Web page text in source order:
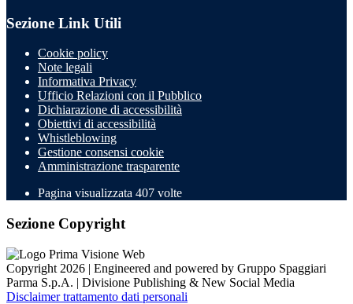
Sezione Link Utili
Cookie policy
Note legali
Informativa Privacy
Ufficio Relazioni con il Pubblico
Dichiarazione di accessibilità
Obiettivi di accessibilità
Whistleblowing
Gestione consensi cookie
Amministrazione trasparente
Pagina visualizzata 407 volte
Sezione Copyright
Copyright 2026 | Engineered and powered by Gruppo Spaggiari
Parma S.p.A. | Divisione Publishing & New Social Media
Disclaimer trattamento dati personali